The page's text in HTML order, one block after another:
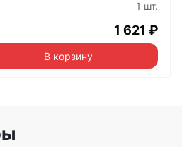
1 шт.
1 621 ₽
В корзину